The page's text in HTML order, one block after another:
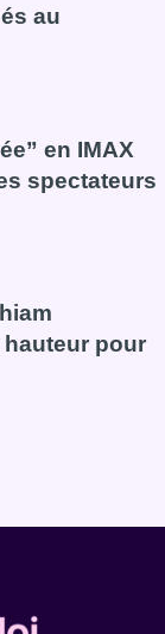
au
de la Senne et
en IMAX
spectateurs
en IMAX
pour
Thiam